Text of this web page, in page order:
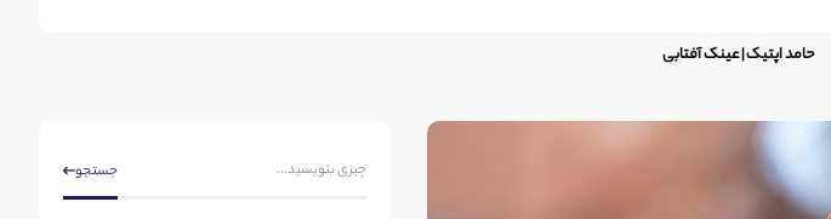
حامد اپتیک | عینک آفتابی
جستجو